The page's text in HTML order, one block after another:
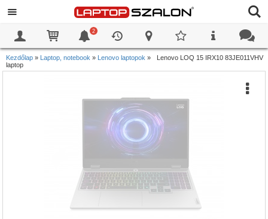
2
Kezdőlap » Laptop, notebook » Lenovo laptopok »
Lenovo LOQ 15 IRX10 83JE011VHV
laptop
0
0